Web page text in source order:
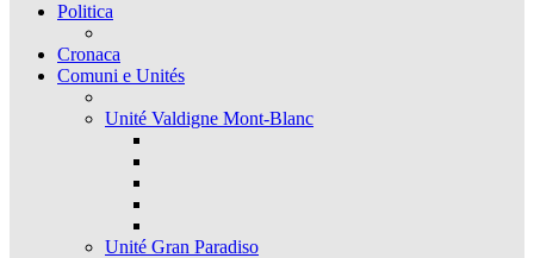
Politica
Cronaca
Comuni e Unités
Unité Valdigne Mont-Blanc
Unité Gran Paradiso